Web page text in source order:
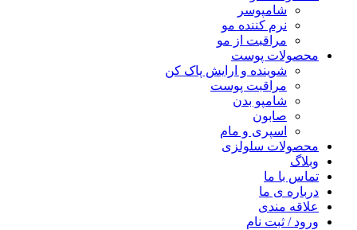
شامپوسر
نرم کننده مو
مراقبت از مو
محصولات پوست
شوینده و ارایش پاک کن
مراقبت پوست
شامپو بدن
صابون
اسپری و مام
محصولات سلولزی
وبلاگ
تماس با ما
درباره ی ما
علاقه مندی
ورود / ثبت نام